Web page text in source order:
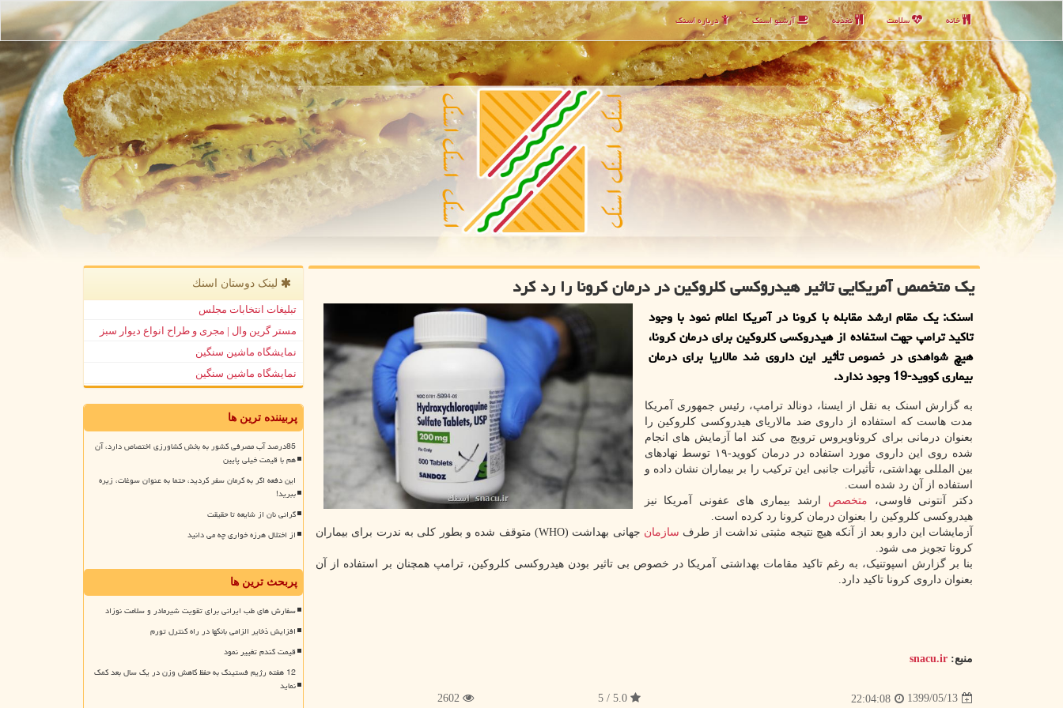
خانه سلامت تغذیه آرشیو اسنك درباره اسنك
یك متخصص آمریكایی تاثیر هیدروكسی كلروكین در درمان كرونا را رد كرد
اسنك: یك مقام ارشد مقابله با كرونا در آمریكا اعلام نمود با وجود
تاكید ترامپ جهت استفاده از هیدروكسی كلروكین برای درمان كرونا،
هیچ شواهدی در خصوص تأثیر این داروی ضد مالاریا برای درمان
بیماری كووید-19 وجود ندارد.
به گزارش اسنک به نقل از ایسنا، دونالد ترامپ، رئیس جمهوری آمریکا
مدت هاست که استفاده از داروی ضد مالاریای هیدروکسی کلروکین را
بعنوان درمانی برای کروناویروس ترویج می کند اما آزمایش های انجام
شده روی این داروی مورد استفاده در درمان کووید-۱۹ توسط نهادهای
بین المللی بهداشتی، تأثیرات جانبی این ترکیب را بر بیماران نشان داده و
استفاده از آن رد شده است.
دکتر آنتونی فاوسی، متخصص ارشد بیماری های عفونی آمریکا نیز
هیدروکسی کلروکین را بعنوان درمان کرونا رد کرده است.
آزمایشات این دارو بعد از آنکه هیچ نتیجه مثبتی نداشت از طرف سازمان
جهانی بهداشت (WHO) متوقف شده و بطور کلی به ندرت برای بیماران
کرونا تجویز می شود.
بنا بر گزارش اسپوتنیک، به رغم تاکید مقامات بهداشتی آمریکا در خصوص بی تاثیر بودن هیدروکسی کلروکین، ترامپ همچنان بر استفاده از آن
بعنوان داروی کرونا تاکید دارد.
منبع: snacu.ir
1399/05/13
22:04:08
5.0 / 5
2602
لینک دوستان اسنك
تبلیغات انتخابات مجلس
مستر گرین وال | مجری و طراح انواع دیوار سبز
نمایشگاه ماشین سنگین
نمایشگاه ماشین سنگین
پربیننده ترین ها
85درصد آب مصرفی کشور به بخش کشاورزی اختصاص دارد، آن
هم با قیمت خیلی پایین
این دفعه اگر به کرمان سفر کردید، حتما به عنوان سوغات، زیره
ببرید!
گرانی نان از شایعه تا حقیقت
از اختلال هرزه خواری چه می دانید
پربحث ترین ها
سفارش های طب ایرانی برای تقویت شیرمادر و سلامت نوزاد
افزایش ذخایر الزامی بانکها در راه کنترل تورم
قیمت گندم تغییر نمود
12 هفته رژیم فستینگ به حفظ کاهش وزن در یک سال بعد کمک
نماید